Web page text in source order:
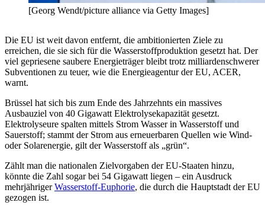
[Georg Wendt/picture alliance via Getty Images]
Die EU ist weit davon entfernt, die ambitionierten Ziele zu
erreichen, die sie sich für die Wasserstoffproduktion gesetzt hat. Der
viel gepriesene saubere Energieträger bleibt trotz milliardenschwerer
Subventionen zu teuer, wie die Energieagentur der EU, ACER,
warnt.
Brüssel hat sich bis zum Ende des Jahrzehnts ein massives
Ausbauziel von 40 Gigawatt Elektrolysekapazität gesetzt.
Elektrolyseure spalten mittels Strom Wasser in Wasserstoff und
Sauerstoff; stammt der Strom aus erneuerbaren Quellen wie Wind-
oder Solarenergie, gilt der Wasserstoff als „grün“.
Zählt man die nationalen Zielvorgaben der EU-Staaten hinzu,
könnte die Zahl sogar bei 54 Gigawatt liegen – ein Ausdruck
mehrjährigerWasserstoff-Euphorie, die durch die Hauptstadt der EU
gezogen ist.